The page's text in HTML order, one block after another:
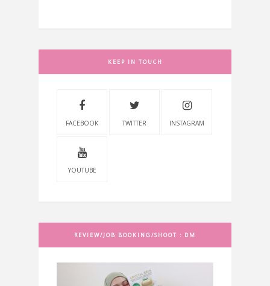
KEEP IN TOUCH
FACEBOOK TWITTER INSTAGRAM
YOUTUBE
REVIEW/JOB BOOKING/SHOOT : DM